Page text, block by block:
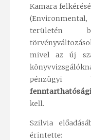
Kamara
területén
mivel az új
pénzügyi
kell.
Szilvia
érintette: